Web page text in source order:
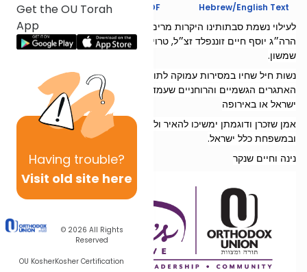
Get the OU Torah
App
Having trouble?
Visit old site here
© 2026 All Rights
Reserved
OU KosherKosher Certification
Text Synopsis Koren PDF Hebrew/English Text
לעילוי נשמת סבתותינו היקרות מרים בת ר׳ יחיאל ז״ל, רחל בריינדל בת
הרה״ג יוסף חיים זוננפלד זצ״ל, טרוילע בת ר׳ יעקב צבי ובריינלא בת ר׳
שמשון.
נשות חיל שחיו במסירות עמוקה לתורה, עבודה וגמילות חסדים, למרות
האתגרים הגשמיים והרוחניים שעמדו בפניהם בארצות הברית, בארץ
ישראל או באירופה
אמן שזכרן ודוגמתן ימשיכו להאיר ולהוות השראה במשפחותינו
ובמשפחת כלל ישראל.
נינה וחיים שנקר